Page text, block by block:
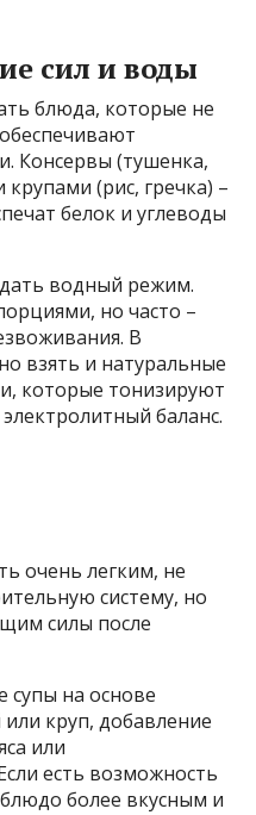
сил и воды
блюда, которые не
Консервы (тушенка,
крупами (рис, гречка) –
белок и углеводы
водный режим.
но часто –
В
взять и натуральные
которые тонизируют
баланс.
очень легким, не
систему, но
силы после
супы на основе
круп, добавление
или
есть возможность
более вкусным и